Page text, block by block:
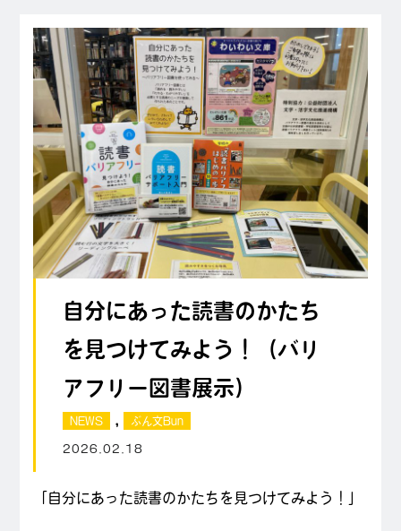
自分にあった読書のかたち
を見つけてみよう！（バリ
アフリー図書展示）
NEWS , ぶん文Bun
2026.02.18
「自分にあった読書のかたちを見つけてみよう！」